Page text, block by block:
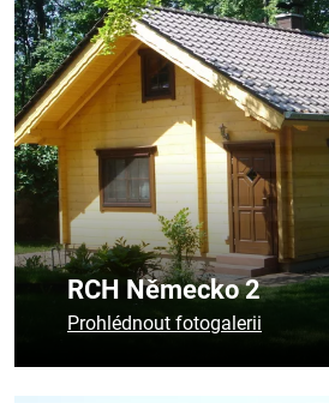
RCH Německo 2
Prohlédnout fotogalerii